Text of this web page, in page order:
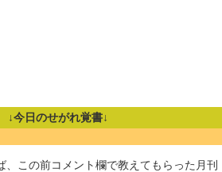
↓今日のせがれ覚書↓
、この前コメント欄で教えてもらった月刊